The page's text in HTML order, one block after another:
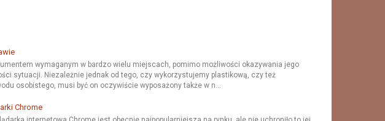
wymaganym w bardzo wielu miejscach, pomimo możliwości okazywania jego
sytuacji. Niezależnie jednak od tego, czy wykorzystujemy plastikową, czy też
osobistego, musi być on oczywiście wyposażony także w n...
Chrome